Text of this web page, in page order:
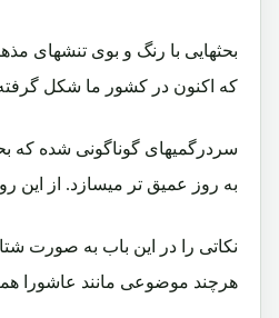
بحثهایی با رنگ و بوی تنشهای
که اکنون در کشور ما شکل
سردرگمیهای گوناگونی شده که
به روز عمیق تر میسازد. از این رو
نکاتی را در این باب به صورت
هرچند موضوعی مانند عاشورا